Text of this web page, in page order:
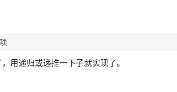
用递归或递推一下子就实现了。